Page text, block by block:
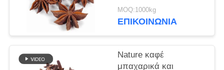
χορταριών για το
μαγείρεμα του κρέατος
MOQ:1000kg
ΕΠΙΚΟΙΝΩΝΊΑ
Nature καφέ
μπαχαρικά και